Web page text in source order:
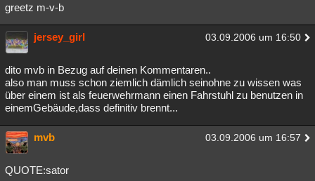
greetz m-v-b
jersey_girl 03.09.2006 um 16:50
dito mvb in Bezug auf deinen Kommentaren..
also man muss schon ziemlich dämlich seinohne zu wissen was
über einem ist als feuerwehrmann einen Fahrstuhl zu benutzen in
einemGebäude,dass definitiv brennt...
mvb 03.09.2006 um 16:57
QUOTE:sator